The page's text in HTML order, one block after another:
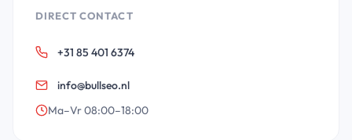
DIRECT CONTACT
+31 85 401 6374
info@bullseo.nl
Ma–Vr 08:00–18:00